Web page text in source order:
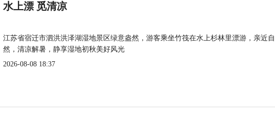
水上漂 觅清凉
江苏省宿迁市泗洪洪泽湖湿地景区绿意盎然，游客乘坐竹筏在水上杉林里漂游，亲近自
然，清凉解暑，静享湿地初秋美好风光
2026-08-08 18:37